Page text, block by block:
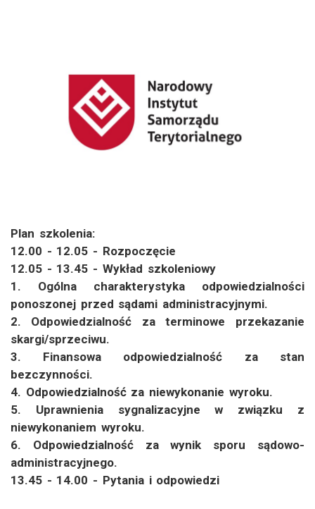
Plan szkolenia:
12.00 - 12.05 - Rozpoczęcie
12.05 - 13.45 - Wykład szkoleniowy
1. Ogólna charakterystyka odpowiedzialności
ponoszonej przed sądami administracyjnymi.
2. Odpowiedzialność za terminowe przekazanie
skargi/sprzeciwu.
3. Finansowa odpowiedzialność za stan
bezczynności.
4. Odpowiedzialność za niewykonanie wyroku.
5. Uprawnienia sygnalizacyjne w związku z
niewykonaniem wyroku.
6. Odpowiedzialność za wynik sporu sądowo-
administracyjnego.
13.45 - 14.00 - Pytania i odpowiedzi